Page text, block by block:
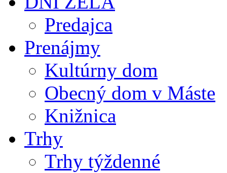
Predajca
Prenájmy
Kultúrny dom
Obecný dom v Máste
Knižnica
Trhy
Trhy týždenné